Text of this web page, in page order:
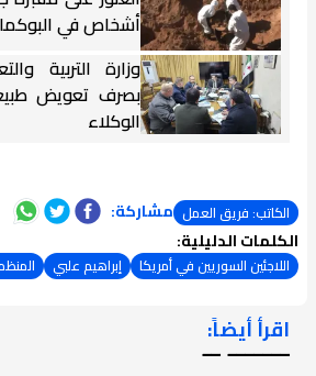
أشخاص في
وزارة التربية
بصرف تعويض
الوكلاء
الكاتب: فريق العمل مشاركة:
الكلمات الدليلية:
اللاجئين السوريين في أمريكا إبراهيم علبي
اقرأ أيضاً:
ـــــــ ــ